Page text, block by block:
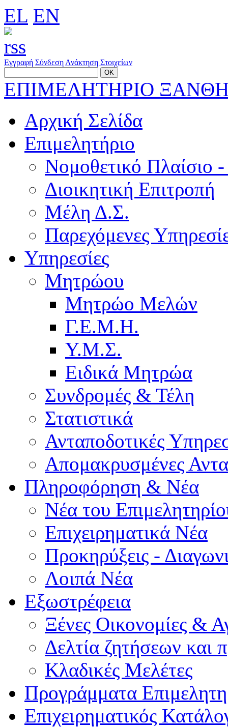
EL EN
Εγγραφή Σύνδεση Ανάκτηση Στοιχείων
ΕΠΙΜΕΛΗΤΗΡΙΟ
Αρχική Σελίδα
Επιμελητήριο
Νομοθετικό Πλαίσιο
Διοικητική Επιτροπή
Μέλη Δ.Σ.
Παρεχόμενες
Υπηρεσίες
Μητρώου
Μητρώο Μελών
Γ.Ε.Μ.Η.
Υ.Μ.Σ.
Ειδικά Μητρώα
Συνδρομές & Τέλη
Στατιστικά
Ανταποδοτικές
Απομακρυσμένες
Πληροφόρηση & Νέα
Νέα του
Επιχειρηματικά Νέα
Προκηρύξεις -
Λοιπά Νέα
Εξωστρέφεια
Ξένες Οικονομίες &
Δελτία ζητήσεων
Κλαδικές Μελέτες
Προγράμματα
Επιχειρηματικός